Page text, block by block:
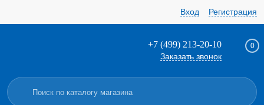
Вход Регистрация
+7 (499) 213-20-10
Заказать звонок
0